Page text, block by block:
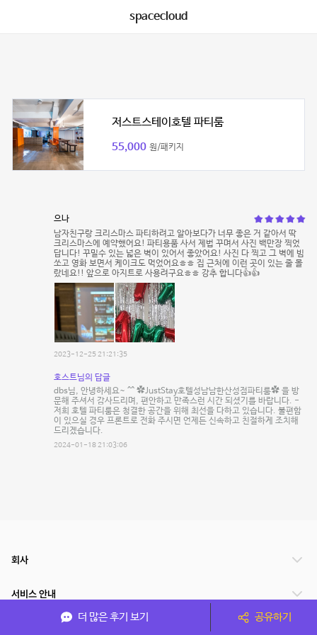
spacecloud
저스트스테이호텔 파티룸
55,000 원/패키지
으나
남자친구랑 크리스마스 파티하려고 알아보다가 너무 좋은 거 같아서 딱
크리스마스에 예약했어요! 파티용품 사서 제법 꾸며서 사진 백만장 찍었
답니다! 꾸밀수 있는 넓은 벽이 있어서 좋았어요! 사진 다 찍고 그 벽에 빔
쏘고 영화 보면서 케이크도 먹었어요ㅎㅎ 집 근처에 이런 곳이 있는 줄 몰
랐네요!! 앞으로 아지트로 사용려구요ㅎㅎ 강추 합니다👍👍
2023-12-25 21:21:35
호스트님의 답글
dbs님, 안녕하세요~ ^^ ✿JustStay호텔성남남한산성점파티룸✿ 을 방
문해 주셔서 감사드리며, 편안하고 만족스런 시간 되셨기를 바랍니다. -
저희 호텔 파티룸은 청결한 공간을 위해 최선을 다하고 있습니다. 불편함
이 있으실 경우 프론트로 전화 주시면 언제든 신속하고 친절하게 조치해
드리겠습니다.
2024-01-18 21:03:06
더 많은 후기 보기 공유하기
회사
서비스 안내